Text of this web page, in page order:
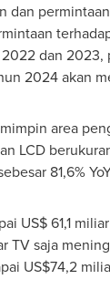
dan
dan
2024 akan
area
LCD
81,6%
US$ 61,1miliar
TV saja
US$74,2